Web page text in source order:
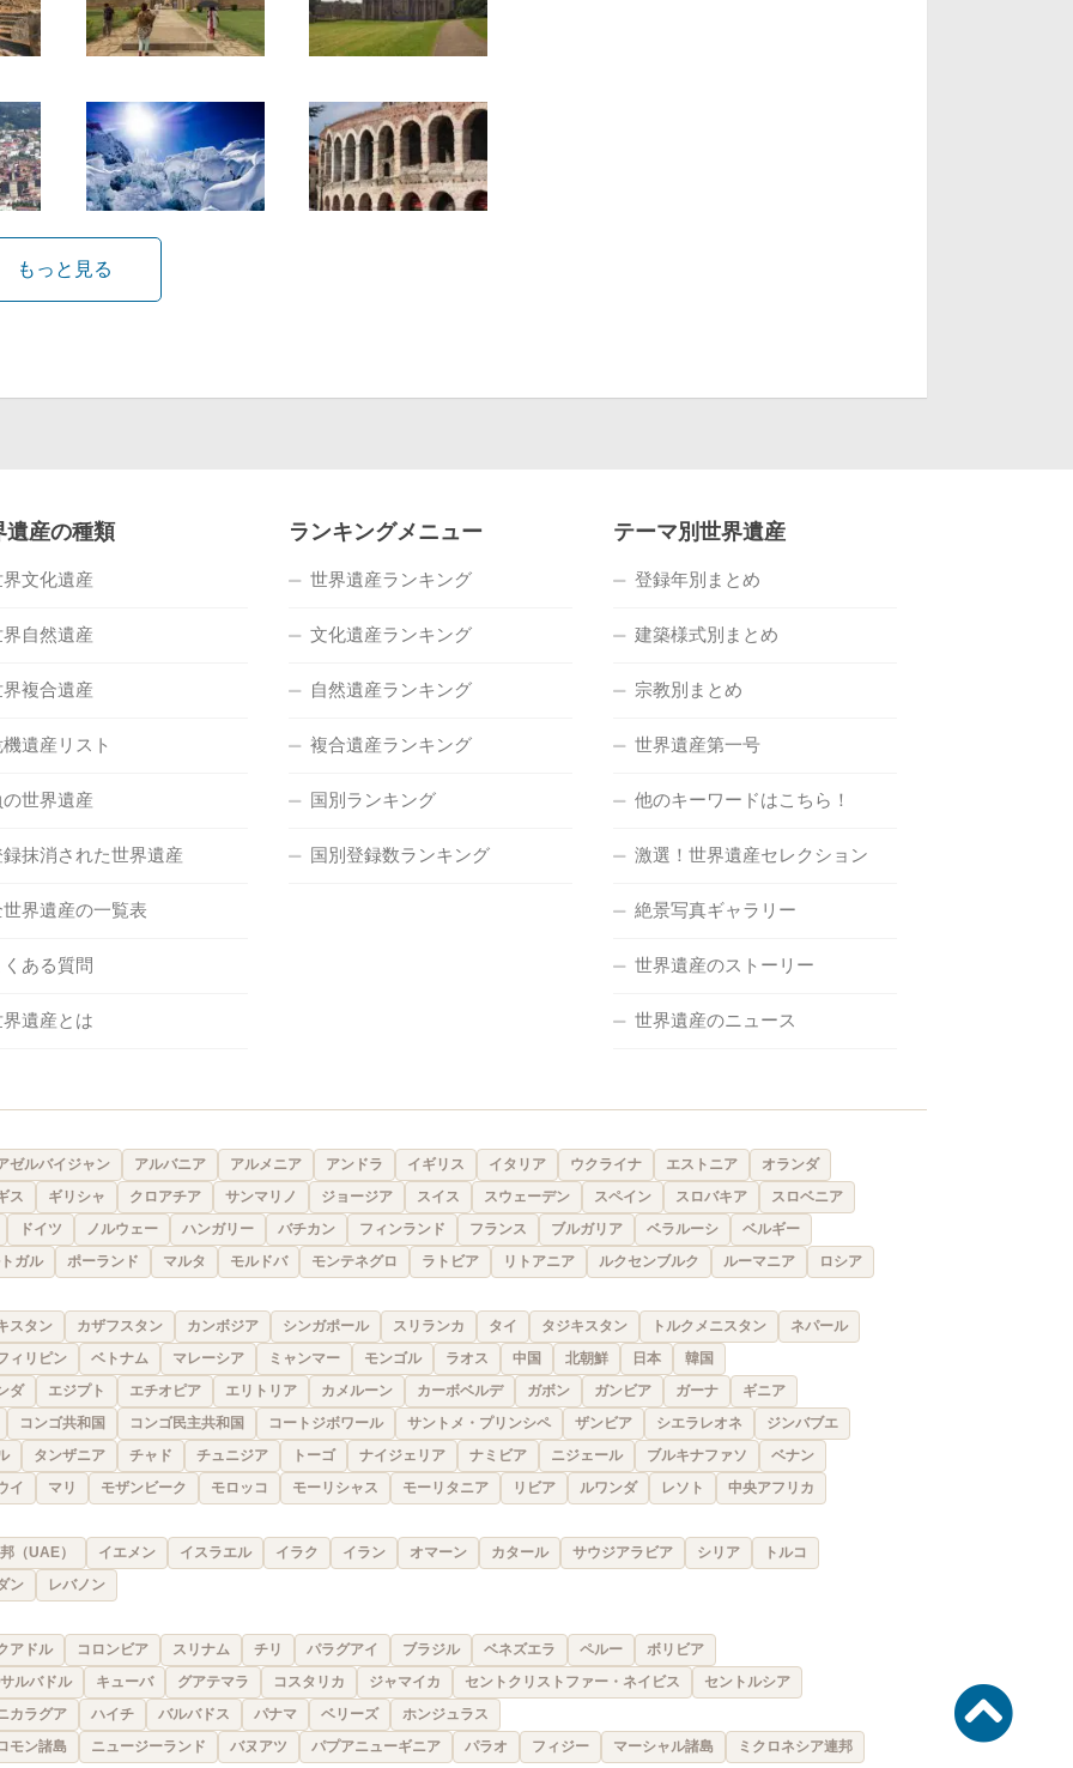
もっと見る
遺産の種類
文化遺産
自然遺産
複合遺産
遺産リスト
世界遺産
録抹消された世界遺産
世界遺産の一覧表
ある質問
遺産とは
ランキングメニュー
世界遺産ランキング
文化遺産ランキング
自然遺産ランキング
複合遺産ランキング
国別ランキング
国別登録数ランキング
テーマ別世界遺産
登録年別まとめ
建築様式別まとめ
宗教別まとめ
世界遺産第一号
他のキーワードはこちら！
激選！世界遺産セレクション
絶景写真ギャラリー
世界遺産のストーリー
世界遺産のニュース
ゼルバイジャン アルバニア アルメニア アンドラ イギリス イタリア ウクライナ エストニア
オランダ
ス
ギリシャ クロアチア サンマリノ ジョージア スイス スウェーデン スペイン スロバキア
スロベニア
ドイツ
ノルウェー ハンガリー バチカン フィンランド フランス ブルガリア ベラルーシ
ベルギー
ガル
ポーランド マルタ モルドバ モンテネグロ ラトビア リトアニア ルクセンブルク ルーマニア ロシア
スタン カザフスタン カンボジア シンガポール スリランカ タイ タジキスタン トルクメニスタン
ネパール
ィリピン
ベトナム マレーシア ミャンマー モンゴル ラオス 中国 北朝鮮 日本
韓国
ダ
エジプト エチオピア エリトリア カメルーン カーボベルデ ガボン ガンビア ガーナ
ギニア
コンゴ共和国
コンゴ民主共和国 コートジボワール サントメ・プリンシペ ザンビア シエラレオネ
ジンバブエ
タンザニア チャド チュニジア トーゴ ナイジェリア ナミビア ニジェール ブルキナファソ
ベナン
イ
マリ モザンビーク モロッコ モーリシャス モーリタニア リビア ルワンダ レソト 中央アフリカ
（UAE） イエメン イスラエル イラク イラン オマーン カタール サウジアラビア シリア
トルコ
ン
レバノン
アドル コロンビア スリナム チリ パラグアイ ブラジル ベネズエラ ペルー
ボリビア
ルバドル
キューバ グアテマラ コスタリカ ジャマイカ セントクリストファー・ネイビス
セントルシア
カラグア
ハイチ バルバドス パナマ ベリーズ
ホンジュラス
モン諸島
ニュージーランド バヌアツ パプアニューギニア パラオ フィジー マーシャル諸島 ミクロネシア連邦